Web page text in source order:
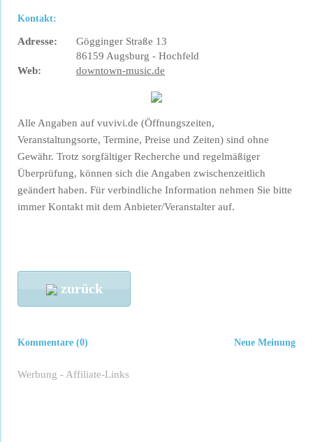
Kontakt:
Adresse:
Gögginger Straße 13
86159 Augsburg - Hochfeld
Web:
downtown-music.de
Alle Angaben auf vuvivi.de (Öffnungszeiten,
Veranstaltungsorte, Termine, Preise und Zeiten) sind ohne
Gewähr. Trotz sorgfältiger Recherche und regelmäßiger
Überprüfung, können sich die Angaben zwischenzeitlich
geändert haben. Für verbindliche Information nehmen Sie bitte
immer Kontakt mit dem Anbieter/Veranstalter auf.
zurück
Neue Meinung
Kommentare (0)
Werbung - Affiliate-Links